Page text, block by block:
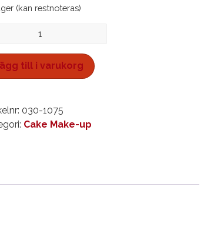
(kan restnoteras)
till i varukorg
030-1075
Cake Make-up